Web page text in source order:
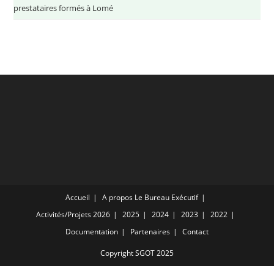
prestataires formés à Lomé
Accueil A propos Le Bureau Exécutif
Activités/Projets2026 2025 2024 2023
2022
Documentation
Partenaires Contact
Copyright SGOT 2025